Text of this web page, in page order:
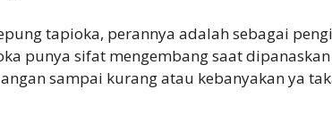
tapioka, perannya adalah sebagai
punya sifat mengembang saat
sampai kurang atau kebanyakan ya